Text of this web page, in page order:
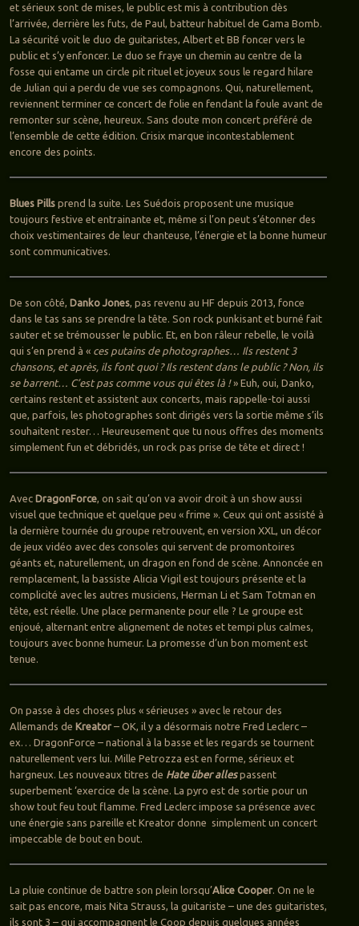
et sérieux sont de mises, le public est mis à contribution dès
l’arrivée, derrière les futs, de Paul, batteur habituel de Gama Bomb.
La sécurité voit le duo de guitaristes, Albert et BB foncer vers le
public et s’y enfoncer. Le duo se fraye un chemin au centre de la
fosse qui entame un circle pit rituel et joyeux sous le regard hilare
de Julian qui a perdu de vue ses compagnons. Qui, naturellement,
reviennent terminer ce concert de folie en fendant la foule avant de
remonter sur scène, heureux. Sans doute mon concert préféré de
l’ensemble de cette édition. Crisix marque incontestablement
encore des points.
Blues Pillsprend la suite. Les Suédois proposent une musique
toujours festive et entrainante et, même si l’on peut s’étonner des
choix vestimentaires de leur chanteuse, l’énergie et la bonne humeur
sont communicatives.
De son côté, Danko Jones, pas revenu au HF depuis 2013, fonce
dans le tas sans se prendre la tête. Son rock punkisant et burné fait
sauter et se trémousser le public. Et, en bon râleur rebelle, le voilà
qui s’en prend à « ces putains de photographes… Ils restent 3
chansons, et après, ils font quoi ? Ils restent dans le public ? Non, ils
se barrent… C’est pas comme vous qui êtes là !» Euh, oui, Danko,
certains restent et assistent aux concerts, mais rappelle-toi aussi
que, parfois, les photographes sont dirigés vers la sortie même s’ils
souhaitent rester… Heureusement que tu nous offres des moments
simplement fun et débridés, un rock pas prise de tête et direct !
Avec DragonForce, on sait qu’on va avoir droit à un show aussi
visuel que technique et quelque peu « frime ». Ceux qui ont assisté à
la dernière tournée du groupe retrouvent, en version XXL, un décor
de jeux vidéo avec des consoles qui servent de promontoires
géants et, naturellement, un dragon en fond de scène. Annoncée en
remplacement, la bassiste Alicia Vigil est toujours présente et la
complicité avec les autres musiciens, Herman Li et Sam Totman en
tête, est réelle. Une place permanente pour elle ? Le groupe est
enjoué, alternant entre alignement de notes et tempi plus calmes,
toujours avec bonne humeur. La promesse d’un bon moment est
tenue.
On passe à des choses plus « sérieuses » avec le retour des
Allemands de Kreator– OK, il y a désormais notre Fred Leclerc –
ex… DragonForce – national à la basse et les regards se tournent
naturellement vers lui. Mille Petrozza est en forme, sérieux et
hargneux. Les nouveaux titres de Hate über allespassent
superbement ‘exercice de la scène. La pyro est de sortie pour un
show tout feu tout flamme. Fred Leclerc impose sa présence avec
une énergie sans pareille et Kreator donne simplement un concert
impeccable de bout en bout.
La pluie continue de battre son plein lorsqu’Alice Cooper. On ne le
sait pas encore, mais Nita Strauss, la guitariste – une des guitaristes,
ils sont 3 – qui accompagnent le Coop depuis quelques années